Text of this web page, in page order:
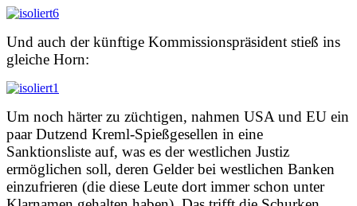
Und auch der künftige Kommissionspräsident stieß ins
gleiche Horn:
Um noch härter zu züchtigen, nahmen USA und EU ein
paar Dutzend Kreml-Spießgesellen in eine
Sanktionsliste auf, was es der westlichen Justiz
ermöglichen soll, deren Gelder bei westlichen Banken
einzufrieren (die diese Leute dort immer schon unter